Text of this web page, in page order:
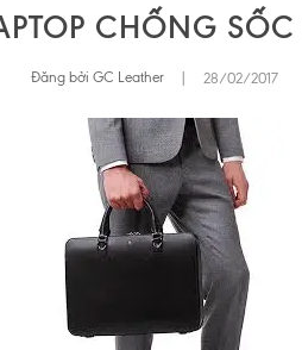
CHỐNG
Đăng bởi GC Leather 28/02/2017